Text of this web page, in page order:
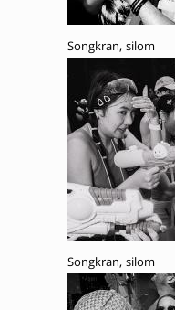
Songkran, silom
Songkran, silom